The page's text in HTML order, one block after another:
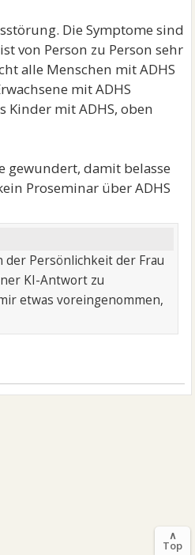
Die Symptome sind
von Person zu Person sehr
alle Menschen mit ADHS
mit ADHS
Kinder mit ADHS, oben
gewundert, damit belasse
Proseminar über ADHS
der Persönlichkeit der Frau
KI-Antwort zu
etwas voreingenommen,
∧
Top